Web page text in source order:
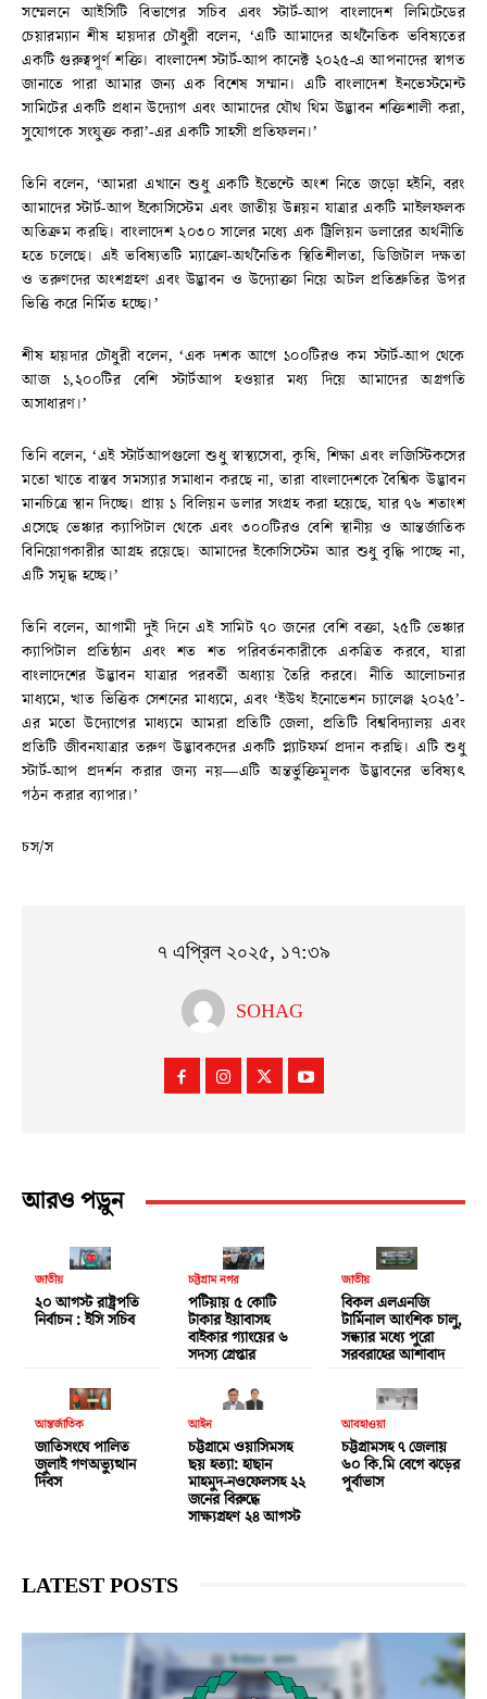
সম্মেলনে আইসিটি বিভাগের সচিব এবং স্টার্ট-আপ বাংলাদেশ লিমিটেডের
চেয়ারম্যান শীষ হায়দার চৌধুরী বলেন, ‘এটি আমাদের অর্থনৈতিক ভবিষ্যতের
একটি গুরুত্বপূর্ণ শক্তি। বাংলাদেশ স্টার্ট-আপ কানেক্ট ২০২৫-এ আপনাদের স্বাগত
জানাতে পারা আমার জন্য এক বিশেষ সম্মান। এটি বাংলাদেশ ইনভেস্টমেন্ট
সামিটের একটি প্রধান উদ্যোগ এবং আমাদের যৌথ থিম উদ্ভাবন শক্তিশালী করা,
সুযোগকে সংযুক্ত করা’-এর একটি সাহসী প্রতিফলন।’
তিনি বলেন, ‘আমরা এখানে শুধু একটি ইভেন্টে অংশ নিতে জড়ো হইনি, বরং
আমাদের স্টার্ট-আপ ইকোসিস্টেম এবং জাতীয় উন্নয়ন যাত্রার একটি মাইলফলক
অতিক্রম করছি। বাংলাদেশ ২০৩০ সালের মধ্যে এক ট্রিলিয়ন ডলারের অর্থনীতি
হতে চলেছে। এই ভবিষ্যতটি ম্যাক্রো-অর্থনৈতিক স্থিতিশীলতা, ডিজিটাল দক্ষতা
ও তরুণদের অংশগ্রহণ এবং উদ্ভাবন ও উদ্যোক্তা নিয়ে অটল প্রতিশ্রুতির উপর
ভিত্তি করে নির্মিত হচ্ছে।’
শীষ হায়দার চৌধুরী বলেন, ‘এক দশক আগে ১০০টিরও কম স্টার্ট-আপ থেকে
আজ ১,২০০টির বেশি স্টার্টআপ হওয়ার মধ্য দিয়ে আমাদের অগ্রগতি
অসাধারণ।’
তিনি বলেন, ‘এই স্টার্টআপগুলো শুধু স্বাস্থ্যসেবা, কৃষি, শিক্ষা এবং লজিস্টিকসের
মতো খাতে বাস্তব সমস্যার সমাধান করছে না, তারা বাংলাদেশকে বৈশ্বিক উদ্ভাবন
মানচিত্রে স্থান দিচ্ছে। প্রায় ১ বিলিয়ন ডলার সংগ্রহ করা হয়েছে, যার ৭৬ শতাংশ
এসেছে ভেঞ্চার ক্যাপিটাল থেকে এবং ৩০০টিরও বেশি স্থানীয় ও আন্তর্জাতিক
বিনিয়োগকারীর আগ্রহ রয়েছে। আমাদের ইকোসিস্টেম আর শুধু বৃদ্ধি পাচ্ছে না,
এটি সমৃদ্ধ হচ্ছে।’
তিনি বলেন, আগামী দুই দিনে এই সামিট ৭০ জনের বেশি বক্তা, ২৫টি ভেঞ্চার
ক্যাপিটাল প্রতিষ্ঠান এবং শত শত পরিবর্তনকারীকে একত্রিত করবে, যারা
বাংলাদেশের উদ্ভাবন যাত্রার পরবর্তী অধ্যায় তৈরি করবে। নীতি আলোচনার
মাধ্যমে, খাত ভিত্তিক সেশনের মাধ্যমে, এবং ‘ইউথ ইনোভেশন চ্যালেঞ্জ ২০২৫’-
এর মতো উদ্যোগের মাধ্যমে আমরা প্রতিটি জেলা, প্রতিটি বিশ্ববিদ্যালয় এবং
প্রতিটি জীবনযাত্রার তরুণ উদ্ভাবকদের একটি প্ল্যাটফর্ম প্রদান করছি। এটি শুধু
স্টার্ট-আপ প্রদর্শন করার জন্য নয়—এটি অন্তর্ভুক্তিমূলক উদ্ভাবনের ভবিষ্যৎ
গঠন করার ব্যাপার।’
চস/স
৭ এপ্রিল ২০২৫, ১৭:৩৯
SOHAG
আরও পড়ুন
জাতীয়
২০ আগস্ট রাষ্ট্রপতি
নির্বাচন : ইসি সচিব
চট্টগ্রাম নগর
পটিয়ায় ৫ কোটি
টাকার ইয়াবাসহ
বাইকার গ্যাংয়ের ৬
সদস্য গ্রেপ্তার
জাতীয়
বিকল এলএনজি
টার্মিনাল আংশিক চালু,
সন্ধ্যার মধ্যে পুরো
সরবরাহের আশাবাদ
আন্তর্জাতিক
জাতিসংঘে পালিত
জুলাই গণঅভ্যুত্থান
দিবস
আইন
চট্টগ্রামে ওয়াসিমসহ
ছয় হত্যা: হাছান
মাহমুদ-নওফেলসহ ২২
জনের বিরুদ্ধে
সাক্ষ্যগ্রহণ ২৪ আগস্ট
আবহাওয়া
চট্টগ্রামসহ ৭ জেলায়
৬০ কি.মি বেগে ঝড়ের
পূর্বাভাস
LATEST POSTS